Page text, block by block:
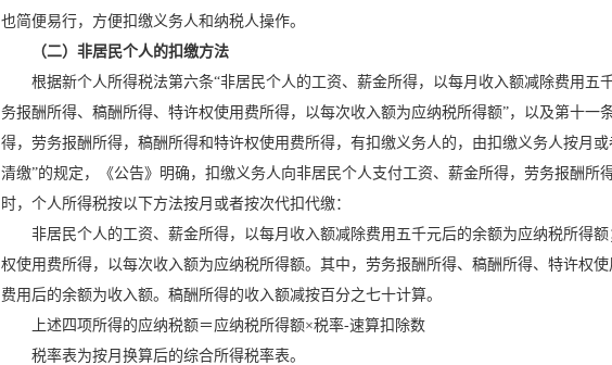
也简便易行，方便扣缴义务人和纳税人操作。
（二）非居民个人的扣缴方法
根据新个人所得税法第六条“非居民个人的工资、薪金所得，以每月收入额减除费用五
务报酬所得、稿酬所得、特许权使用费所得，以每次收入额为应纳税所得额”，以及第十一
得，劳务报酬所得，稿酬所得和特许权使用费所得，有扣缴义务人的，由扣缴义务人按月
清缴”的规定，《公告》明确，扣缴义务人向非居民个人支付工资、薪金所得，劳务报酬所
时，个人所得税按以下方法按月或者按次代扣代缴：
非居民个人的工资、薪金所得，以每月收入额减除费用五千元后的余额为应纳税所得额
权使用费所得，以每次收入额为应纳税所得额。其中，劳务报酬所得、稿酬所得、特许权
费用后的余额为收入额。稿酬所得的收入额减按百分之七十计算。
上述四项所得的应纳税额＝应纳税所得额×税率-速算扣除数
税率表为按月换算后的综合所得税率表。